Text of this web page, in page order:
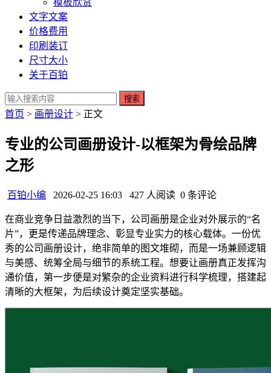
模板欣赏
文字文案
价格费用
印刷装订
尺寸大小
关于百铂
搜索
首页 > 画册设计 > 正文
专业的公司画册设计-以框架为骨绘品牌
之形
百铂小编 2026-02-25 16:03 427 人阅读 0 条评论
在商业竞争日益激烈的当下，公司画册是企业对外展示的“名
片”，更是传递品牌理念、彰显专业实力的核心载体。一份优
秀的公司画册设计，绝非简单的图文堆砌，而是一场兼顾逻辑
与美感、统筹全局与细节的系统工程。想要让画册真正发挥沟
通价值，第一步便是对繁杂的企业资料进行科学梳理，搭建起
清晰的大框架，为后续设计奠定坚实基础。